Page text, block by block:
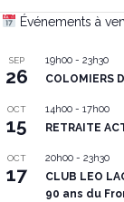
Événements à
SEP
26
19h00 - 23h30
COLOMIERS
OCT
15
14h00 - 17h00
RETRAITE
OCT
17
20h00 - 23h30
CLUB LEO
90 ans du